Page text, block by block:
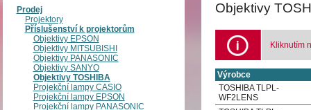
Prodej
Projektory
Příslušenství k projektorům
Objektivy EPSON
Objektivy MITSUBISHI
Objektivy PANASONIC
Objektivy SANYO
Objektivy TOSHIBA
Projekční lampy CASIO
Projekční lampy EPSON
Projekční lampy PANASONIC
Objektivy
Kliknutím
Výrobce
TOSHIBA TLPL-
WF2LENS